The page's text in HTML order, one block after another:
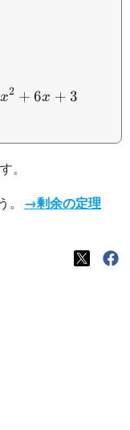
+ 2x + 5 = -
x2 + 6x + 3
。
→剰余の定理